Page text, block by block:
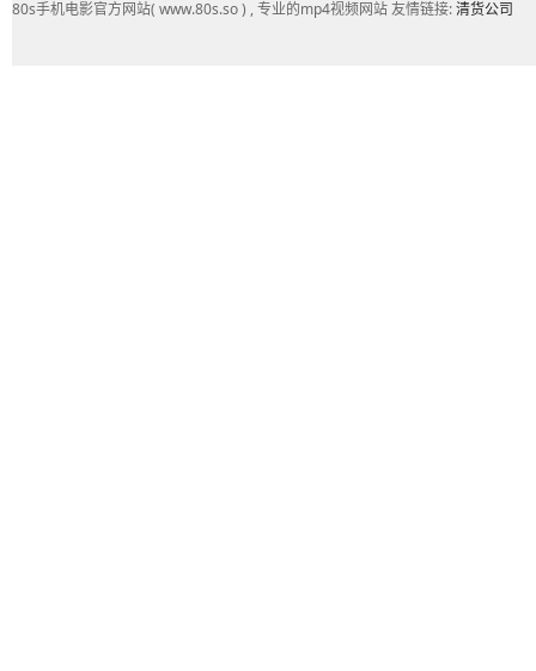
80s手机电影官方网站( www.80s.so ) , 专业的mp4视频网站 友情链接:清货公司